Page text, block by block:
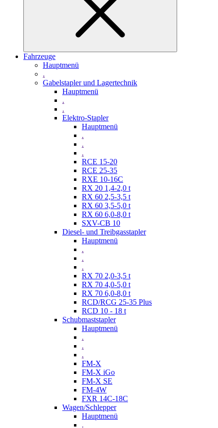
Fahrzeuge
Hauptmenü
.
Gabelstapler und Lagertechnik
Hauptmenü
.
.
Elektro-Stapler
Hauptmenü
.
.
.
RCE 15-20
RCE 25-35
RXE 10-16C
RX 20 1,4-2,0 t
RX 60 2,5-3,5 t
RX 60 3,5-5,0 t
RX 60 6,0-8,0 t
SXV-CB 10
Diesel- und Treibgasstapler
Hauptmenü
.
.
.
RX 70 2,0-3,5 t
RX 70 4,0-5,0 t
RX 70 6,0-8,0 t
RCD/RCG 25-35 Plus
RCD 10 - 18 t
Schubmaststapler
Hauptmenü
.
.
.
FM-X
FM-X iGo
FM-X SE
FM-4W
FXR 14C-18C
Wagen/Schlepper
Hauptmenü
.